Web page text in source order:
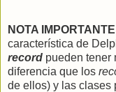
NOTA IMPORTANTE
característica de
record pueden tener
diferencia que los
de ellos) y las clases